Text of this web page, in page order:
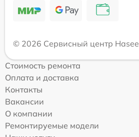
© 2026 Сервисный центр Hasee
Стоимость ремонта
Оплата и доставка
Контакты
Вакансии
О компании
Ремонтируемые модели